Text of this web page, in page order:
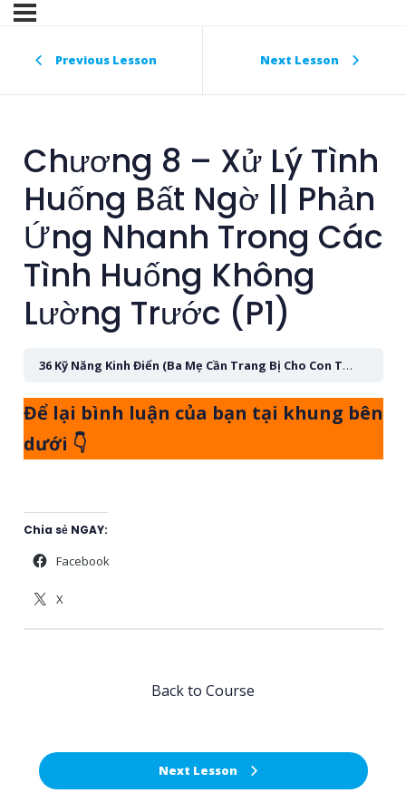
Previous Lesson Next Lesson
Chương 8 – Xử Lý Tình
Huống Bất Ngờ || Phản
Ứng Nhanh Trong Các
Tình Huống Không
Lường Trước (P1)
36 Kỹ Năng Kinh Điển (Ba Mẹ Cần Trang Bị Cho Con Trước Tuổi 20)
Để lại bình luận của bạn tại khung bên
dưới 👇
Chia sẻ NGAY:
Facebook
X
Back to Course
Next Lesson